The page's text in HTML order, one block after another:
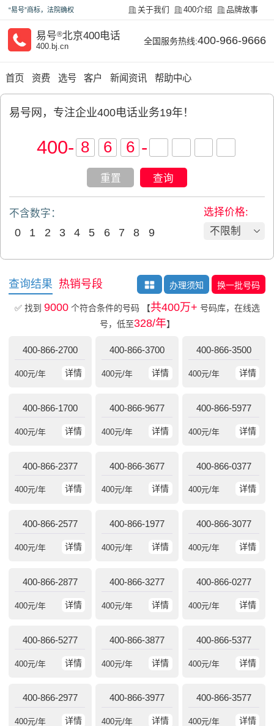
“易号”商标，法院确权 关于我们 400介绍 品牌故事
易号®北京400电话
400.bj.cn
全国服务热线:400-966-9666
首页 资费 选号 客户 新闻资讯 帮助中心
易号网，专注企业400电话业务19年！
400- -
重置 查询
不含数字：
0 1 2 3 4 5 6 7 8 9
选择价格:
不限制
查询结果 热销号段 办理须知 换一批号码
✅ 找到 9000个符合条件的号码 【共400万+ 号码库，在线选
号，低至328/年】
400-866-2700
详情
400元/年
400-866-3700
详情
400元/年
400-866-3500
详情
400元/年
400-866-1700
详情
400元/年
400-866-9677
详情
400元/年
400-866-5977
详情
400元/年
400-866-2377
详情
400元/年
400-866-3677
详情
400元/年
400-866-0377
详情
400元/年
400-866-2577
详情
400元/年
400-866-1977
详情
400元/年
400-866-3077
详情
400元/年
400-866-2877
详情
400元/年
400-866-3277
详情
400元/年
400-866-0277
详情
400元/年
400-866-5277
详情
400元/年
400-866-3877
详情
400元/年
400-866-5377
详情
400元/年
400-866-2977
详情
400元/年
400-866-3977
详情
400元/年
400-866-3577
详情
400元/年